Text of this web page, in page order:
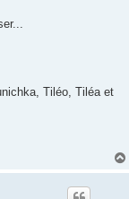
Tiléo, Tiléa et